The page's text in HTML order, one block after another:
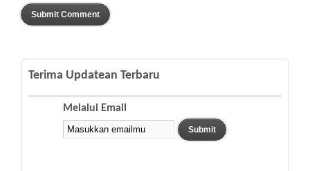
Terima Updatean Terbaru
Melalui Email